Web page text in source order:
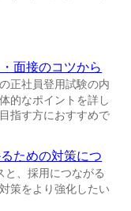
面接のコツから
正社員登用試験の内
的なポイントを詳し
指す方におすすめで
ための対策につ
と、採用につながる
策をより強化したい